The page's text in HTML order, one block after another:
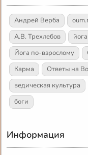
Андрей Верба
А.В. Трехлебов
йога
Йога по-взрослому
Карма
Ответы на
ведическая культура
боги
Информация